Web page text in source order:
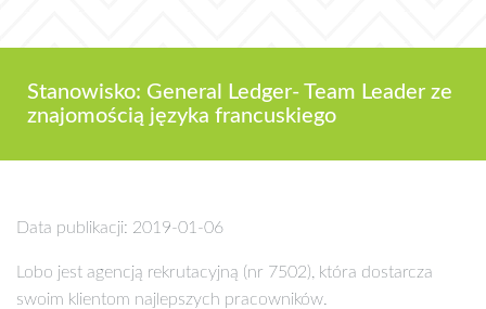
Stanowisko: General Ledger- Team Leader ze
znajomością języka francuskiego
Data publikacji: 2019-01-06
Lobo jest agencją rekrutacyjną (nr 7502), która dostarcza
swoim klientom najlepszych pracowników.